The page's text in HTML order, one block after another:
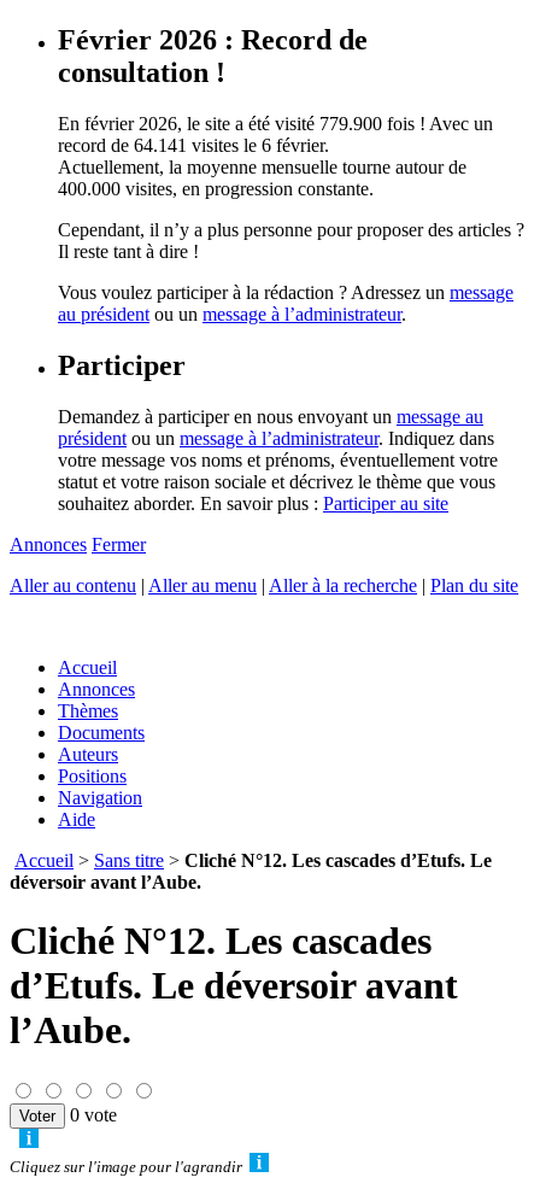
Février 2026 : Record de
consultation !
En février 2026, le site a été visité 779.900 fois ! Avec un
record de 64.141 visites le 6 février.
Actuellement, la moyenne mensuelle tourne autour de
400.000 visites, en progression constante.
Cependant, il n’y a plus personne pour proposer des articles ?
Il reste tant à dire !
Vous voulez participer à la rédaction ? Adressez un message
au président ou un message à l’administrateur.
Participer
Demandez à participer en nous envoyant un message au
président ou un message à l’administrateur. Indiquez dans
votre message vos noms et prénoms, éventuellement votre
statut et votre raison sociale et décrivez le thème que vous
souhaitez aborder. En savoir plus : Participer au site
Annonces Fermer
Aller au contenu | Aller au menu | Aller à la recherche | Plan du site
Accueil
Annonces
Thèmes
Documents
Auteurs
Positions
Navigation
Aide
Accueil > Sans titre > Cliché N°12. Les cascades d’Etufs. Le
déversoir avant l’Aube.
Cliché N°12. Les cascades
d’Etufs. Le déversoir avant
l’Aube.
0 vote
Cliquez sur l'image pour l'agrandir